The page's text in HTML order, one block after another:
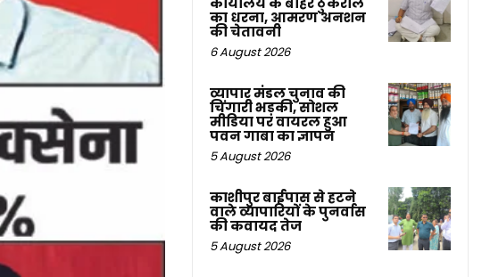
का धरना, आमरण अनशन
की चेतावनी
6 August 2026
व्यापार मंडल चुनाव की
चिंगारी भड़की, सोशल
मीडिया पर वायरल हुआ
पवन गाबा का ज्ञापन
5 August 2026
काशीपुर बाईपास से हटने
वाले व्यापारियों के पुनर्वास
की कवायद तेज
5 August 2026